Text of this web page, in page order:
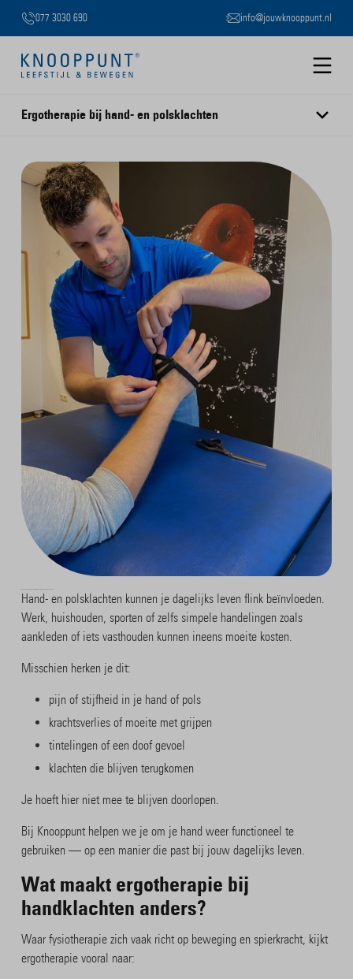
077 3030 690 info@jouwknooppunt.nl
Slide 2 of 3.
Ergotherapie bij hand- en polsklachten
Hand- en polsklachten kunnen je dagelijks leven flink beïnvloeden.
Werk, huishouden, sporten of zelfs simpele handelingen zoals
aankleden of iets vasthouden kunnen ineens moeite kosten.
Misschien herken je dit:
pijn of stijfheid in je hand of pols
krachtsverlies of moeite met grijpen
tintelingen of een doof gevoel
klachten die blijven terugkomen
Je hoeft hier niet mee te blijven doorlopen.
Bij Knooppunt helpen we je om je hand weer functioneel te
gebruiken — op een manier die past bij jouw dagelijks leven.
Wat maakt ergotherapie bij
handklachten anders?
Waar fysiotherapie zich vaak richt op beweging en spierkracht, kijkt
ergotherapie vooral naar: